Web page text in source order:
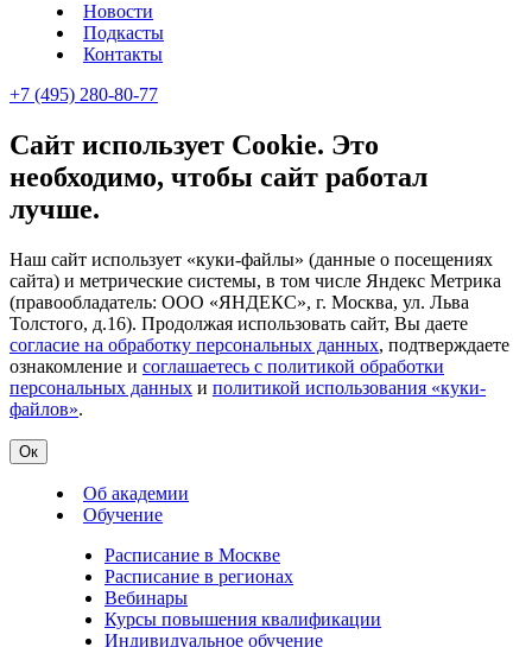
Новости
Подкасты
Контакты
+7 (495) 280-80-77
Сайт использует Cookie. Это
необходимо, чтобы сайт работал
лучше.
Наш сайт использует «куки-файлы» (данные о посещениях
сайта) и метрические системы, в том числе Яндекс Метрика
(правообладатель: ООО «ЯНДЕКС», г. Москва, ул. Льва
Толстого, д.16). Продолжая использовать сайт, Вы даете
согласие на обработку персональных данных, подтверждаете
ознакомление и соглашаетесь с политикой обработки
персональных данных и политикой использования «куки-
файлов».
Ок
Об академии
Обучение
Расписание в Москве
Расписание в регионах
Вебинары
Курсы повышения квалификации
Индивидуальное обучение